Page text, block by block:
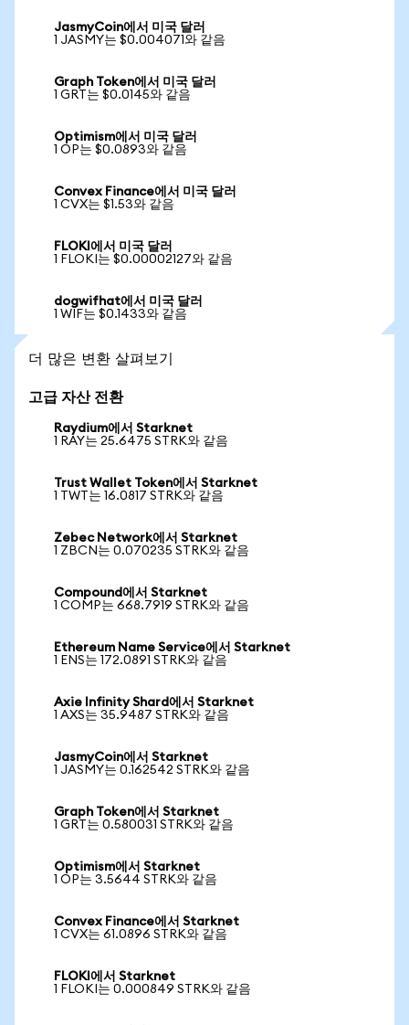
JasmyCoin에서 미국 달러
1 JASMY는 $0.004071와 같음
Graph Token에서 미국 달러
1 GRT는 $0.0145와 같음
Optimism에서 미국 달러
1 OP는 $0.0893와 같음
Convex Finance에서 미국 달러
1 CVX는 $1.53와 같음
FLOKI에서 미국 달러
1 FLOKI는 $0.00002127와 같음
dogwifhat에서 미국 달러
1 WIF는 $0.1433와 같음
더 많은 변환 살펴보기
고급 자산 전환
Raydium에서 Starknet
1 RAY는 25.6475 STRK와 같음
Trust Wallet Token에서 Starknet
1 TWT는 16.0817 STRK와 같음
Zebec Network에서 Starknet
1 ZBCN는 0.070235 STRK와 같음
Compound에서 Starknet
1 COMP는 668.7919 STRK와 같음
Ethereum Name Service에서 Starknet
1 ENS는 172.0891 STRK와 같음
Axie Infinity Shard에서 Starknet
1 AXS는 35.9487 STRK와 같음
JasmyCoin에서 Starknet
1 JASMY는 0.162542 STRK와 같음
Graph Token에서 Starknet
1 GRT는 0.580031 STRK와 같음
Optimism에서 Starknet
1 OP는 3.5644 STRK와 같음
Convex Finance에서 Starknet
1 CVX는 61.0896 STRK와 같음
FLOKI에서 Starknet
1 FLOKI는 0.000849 STRK와 같음